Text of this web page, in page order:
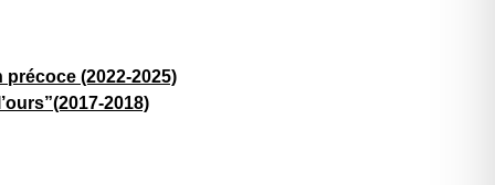
(2022-2025)
2018)